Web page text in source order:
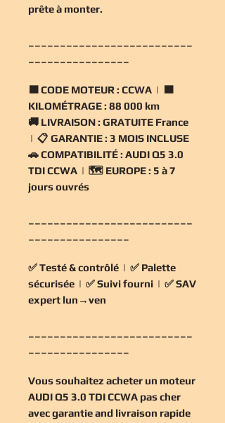
prête à monter.
🟧CODE MOTEUR : CCWA | 🟧
KILOMÉTRAGE : 88 000 km
🚚 LIVRAISON : GRATUITE France
| 📋 GARANTIE : 3 MOIS INCLUSE
🚗COMPATIBILITÉ : AUDI Q5 3.0
TDI CCWA | 🗺️ EUROPE : 5 à 7
jours ouvrés
✅Testé & contrôlé | ✅ Palette
sécurisée | ✅Suivi fourni | ✅SAV
expert lun→ven
Vous souhaitez acheter un moteur
AUDI Q5 3.0 TDI CCWA pas cher
avec garantie and livraison rapide